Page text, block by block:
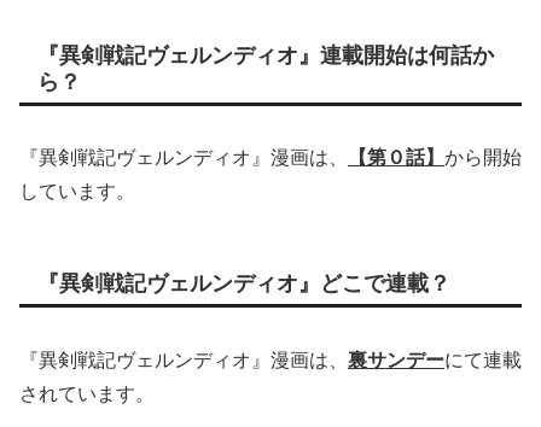
『異剣戦記ヴェルンディオ』連載開始は何話か
ら？
『異剣戦記ヴェルンディオ』漫画は、 【第０話】 から開始
しています。
『異剣戦記ヴェルンディオ』どこで連載？
『異剣戦記ヴェルンディオ』漫画は、 裏サンデーにて連載
されています。